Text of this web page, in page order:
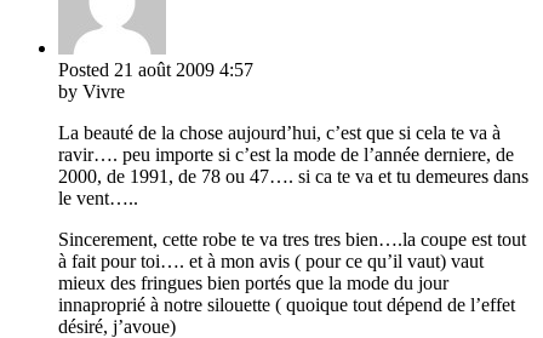
Posted 21 août 2009 4:57
by Vivre
La beauté de la chose aujourd’hui, c’est que si cela te va à
ravir…. peu importe si c’est la mode de l’année derniere, de
2000, de 1991, de 78 ou 47…. si ca te va et tu demeures dans
le vent…..
Sincerement, cette robe te va tres tres bien….la coupe est tout
à fait pour toi…. et à mon avis ( pour ce qu’il vaut) vaut
mieux des fringues bien portés que la mode du jour
innaproprié à notre silouette ( quoique tout dépend de l’effet
désiré, j’avoue)